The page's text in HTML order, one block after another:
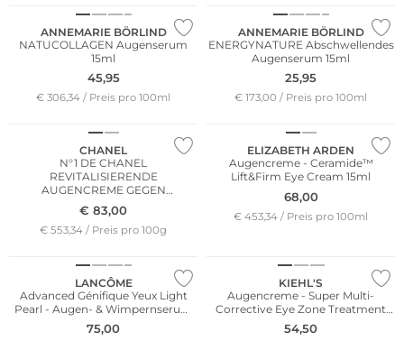
ANNEMARIE BÖRLIND
NATUCOLLAGEN Augenserum
15ml
45,95
€ 306,34 / Preis pro 100ml
ANNEMARIE BÖRLIND
ENERGYNATURE Abschwellendes
Augenserum 15ml
25,95
€ 173,00 / Preis pro 100ml
CHANEL
N°1 DE CHANEL
REVITALISIERENDE
AUGENCREME GEGEN
AUGENSCHATTEN UND
SCHWELLUNGEN - GLÄTTET
TIEGEL 15G
€ 83,00
€ 553,34 / Preis pro 100g
ELIZABETH ARDEN
Augencreme - Ceramide™
Lift&Firm Eye Cream 15ml
68,00
€ 453,34 / Preis pro 100ml
LANCÔME
Advanced Génifique Yeux Light
Pearl - Augen- & Wimpernserum
20ml
75,00
KIEHL'S
Augencreme - Super Multi-
Corrective Eye Zone Treatment
14ml
54,50